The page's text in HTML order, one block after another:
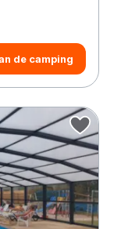
de camping